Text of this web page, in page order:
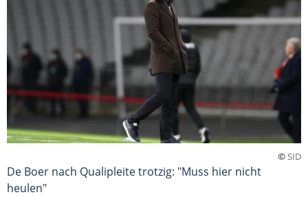
©SID
De Boer nach Qualipleite trotzig: "Muss hier nicht
heulen"